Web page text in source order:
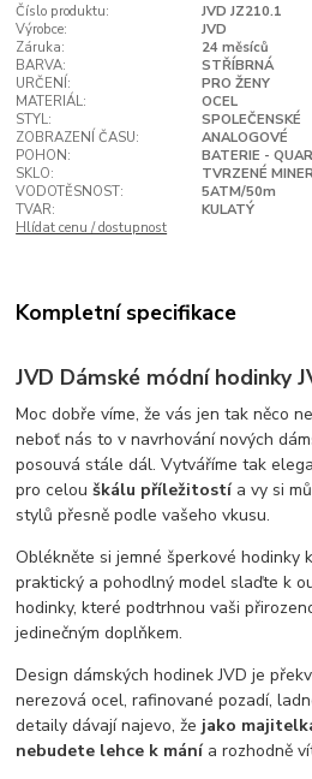
Číslo produktu:
JVD JZ210.1
Výrobce:
JVD
Záruka:
24 měsíců
BARVA:
STŘÍBRNÁ
URČENÍ:
PRO ŽENY
MATERIÁL:
OCEL
STYL:
SPOLEČENSKÉ
ZOBRAZENÍ ČASU:
ANALOGOVÉ
POHON:
BATERIE -
SKLO:
TVRZENÉ
VODOTĚSNOST:
5ATM/50m
TVAR:
KULATÝ
Hlídat cenu / dostupnost
Kompletní specifikace
JVD Dámské módní hodinky
Moc dobře víme, že vás jen tak něco
neboť nás to v navrhování nových
posouvá stále dál. Vytváříme tak
pro celouškálu příležitostía vy si
stylů přesně podle vašeho vkusu.
Oblékněte si jemné šperkové hodinky
praktický a pohodlný model slaďte k
hodinky, které podtrhnou vaši
jedinečným doplňkem.
Design dámských hodinek JVD je
nerezová ocel, rafinované pozadí,
detaily dávají najevo, že jako
nebudete lehce k mánía rozhodně